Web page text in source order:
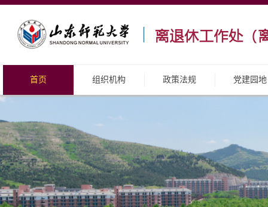
首页 组织机构 政策法规 党建园地